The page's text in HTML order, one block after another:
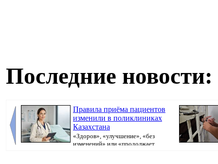
Последние новости:
Правила приёма пациентов
изменили в поликлиниках
Казахстана
«Здоров», «улучшение», «без
изменений» или «продолжает